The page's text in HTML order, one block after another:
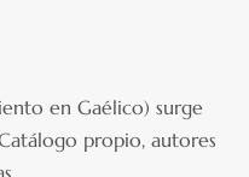
en Gaélico) surge
propio, autores